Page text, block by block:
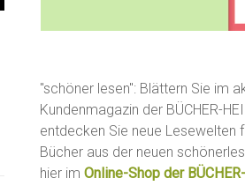
"schöner lesen": Blättern Sie im
Kundenmagazin der BÜCHER-
entdecken Sie neue Lesewelten
Bücher aus der neuen
hier imOnline-Shop der